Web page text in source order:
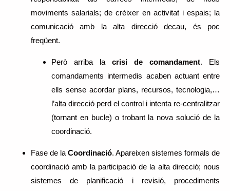
moviments salarials; de créixer en activitat i espais; la
comunicació amb la alta direcció decau, és poc
freqüent.
Però arriba la crisi de comandament. Els
comandaments intermedis acaben actuant entre
ells sense acordar plans, recursos, tecnologia,…
l’alta direcció perd el control i intenta re-centralitzar
(tornant en bucle) o trobant la nova solució de la
coordinació.
Fase de la Coordinació. Apareixen sistemes formals de
coordinació amb la participació de la alta direcció; nous
sistemes de planificació i revisió, procediments